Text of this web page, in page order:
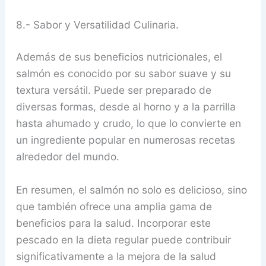
8.- Sabor y Versatilidad Culinaria.
Además de sus beneficios nutricionales, el
salmón es conocido por su sabor suave y su
textura versátil. Puede ser preparado de
diversas formas, desde al horno y a la parrilla
hasta ahumado y crudo, lo que lo convierte en
un ingrediente popular en numerosas recetas
alrededor del mundo.
En resumen, el salmón no solo es delicioso, sino
que también ofrece una amplia gama de
beneficios para la salud. Incorporar este
pescado en la dieta regular puede contribuir
significativamente a la mejora de la salud